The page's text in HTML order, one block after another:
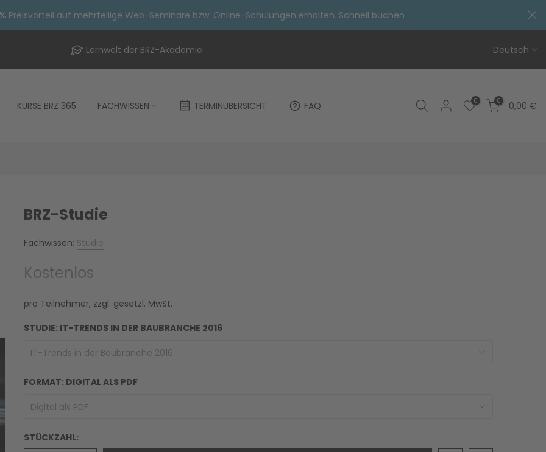
Preisvorteil auf mehrteilige Web-Seminare bzw. Online-Schulungen erhalten. Schnell buchen
Lernwelt der BRZ-Akademie Deutsch
KURSE BRZ 365 FACHWISSEN TERMINÜBERSICHT FAQ 0 0 0,00 €
um zu vergrößern
BRZ-Studie
Fachwissen: Studie
Kostenlos
pro Teilnehmer, zzgl. gesetzl. MwSt.
STUDIE: IT-TRENDS IN DER BAUBRANCHE 2016
IT-Trends in der Baubranche 2016
FORMAT: DIGITAL ALS PDF
Digital als PDF
STÜCKZAHL: